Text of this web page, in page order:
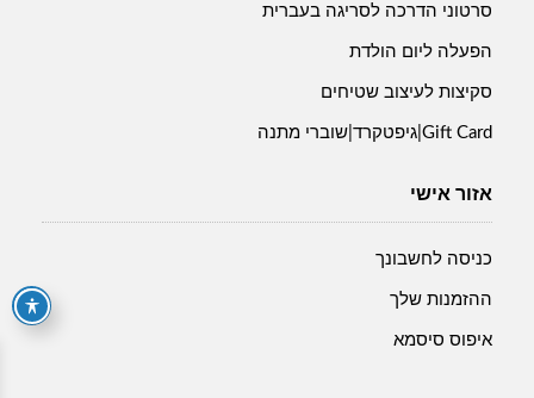
סרטוני הדרכה לסריגה בעברית
הפעלה ליום הולדת
סקיצות לעיצוב שטיחים
Gift Card|גיפטקרד|שוברי מתנה
אזור אישי
כניסה לחשבונך
ההזמנות שלך
איפוס סיסמא